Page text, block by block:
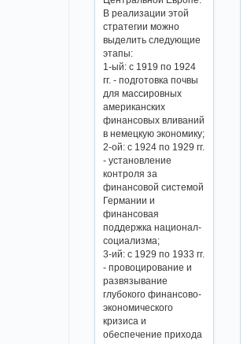
В реализации этой
стратегии можно
выделить следующие
этапы:
1-ый: с 1919 по 1924
гг. - подготовка почвы
для массировных
американских
финансовых вливаний
в немецкую экономику;
2-ой: с 1924 по 1929 гг.
- установление
контроля за
финансовой системой
Германии и
финансовая
поддержка национал-
социализма;
3-ий: с 1929 по 1933 гг.
- провоцирование и
развязывание
глубокого финансово-
экономического
кризиса и
обеспечение прихода